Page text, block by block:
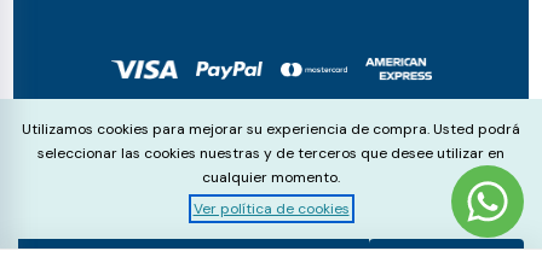
© anphibius, 2026
Pago 100% seguros con:
Cookie Consent
Utilizamos cookies para mejorar su experiencia de compra. Usted podrá
seleccionar las cookies nuestras y de terceros que desee utilizar en
cualquier momento.
Ver política de cookies